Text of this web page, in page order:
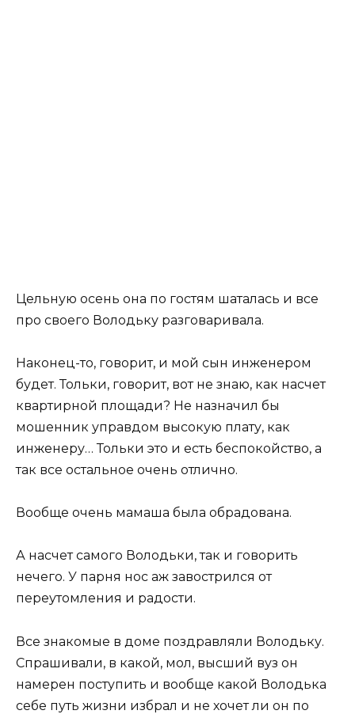
Цельную осень она по гостям шаталась и все
про своего Володьку разговаривала.
Наконец-то, говорит, и мой сын инженером
будет. Тольки, говорит, вот не знаю, как насчет
квартирной площади? Не назначил бы
мошенник управдом высокую плату, как
инженеру… Тольки это и есть беспокойство, а
так все остальное очень отлично.
Вообще очень мамаша была обрадована.
А насчет самого Володьки, так и говорить
нечего. У парня нос аж завострился от
переутомления и радости.
Все знакомые в доме поздравляли Володьку.
Спрашивали, в какой, мол, высший вуз он
намерен поступить и вообще какой Володька
себе путь жизни избрал и не хочет ли он по